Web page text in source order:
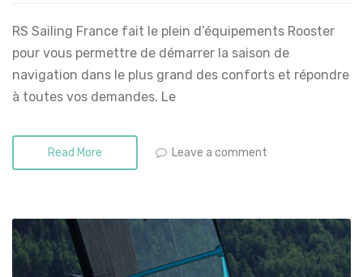
RS Sailing France fait le plein d’équipements Rooster
pour vous permettre de démarrer la saison de
navigation dans le plus grand des conforts et répondre
à toutes vos demandes. Le
Read More Leave a comment